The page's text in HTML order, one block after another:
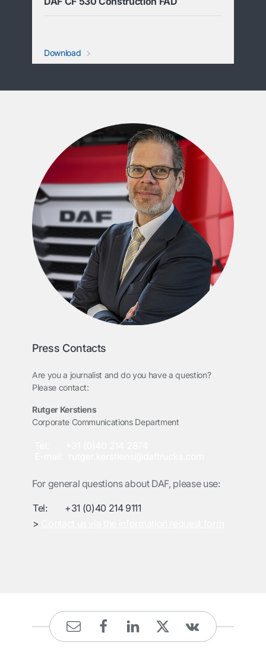
Download
Press Contacts
Are you a journalist and do you have a question?
Please contact:
Rutger Kerstiens
Corporate Communications Department
For general questions about DAF, please use:
Tel:
+31 (0)40 214 9111
>